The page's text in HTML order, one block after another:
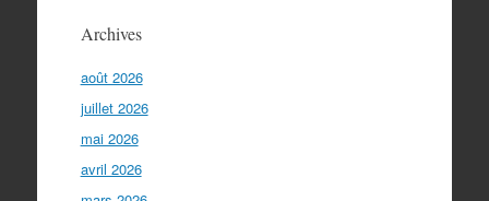
Archives
août 2026
juillet 2026
mai 2026
avril 2026